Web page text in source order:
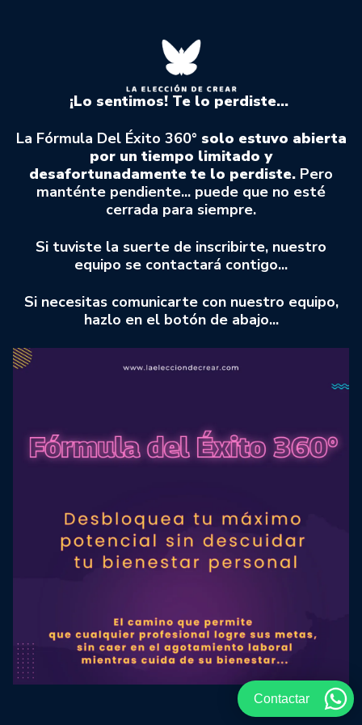
¡Lo sentimos! Te lo perdiste...
La Fórmula Del Éxito 360° solo estuvo abierta
por un tiempo limitado y
desafortunadamente te lo perdiste. Pero
manténte pendiente... puede que no esté
cerrada para siempre.
Si tuviste la suerte de inscribirte, nuestro
equipo se contactará contigo...
Si necesitas comunicarte con nuestro equipo,
hazlo en el botón de abajo...
Contactar